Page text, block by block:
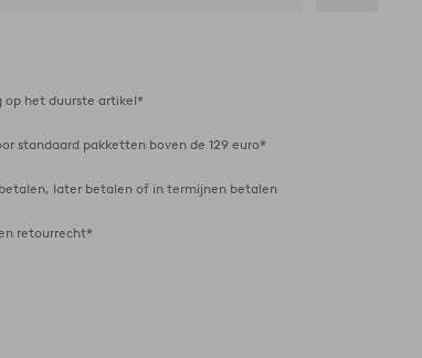
op het duurste artikel*
standaard pakketten boven de 129 euro*
later betalen of in termijnen betalen
retourrecht*